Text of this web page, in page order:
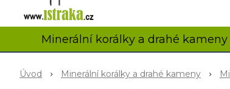
Minerální korálky a drahé kameny
Úvod Minerální korálky a drahé kameny